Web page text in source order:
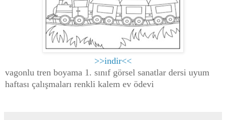
>>indir<<
vagonlu tren boyama 1. sınıf görsel sanatlar dersi uyum
haftası çalışmaları renkli kalem ev ödevi